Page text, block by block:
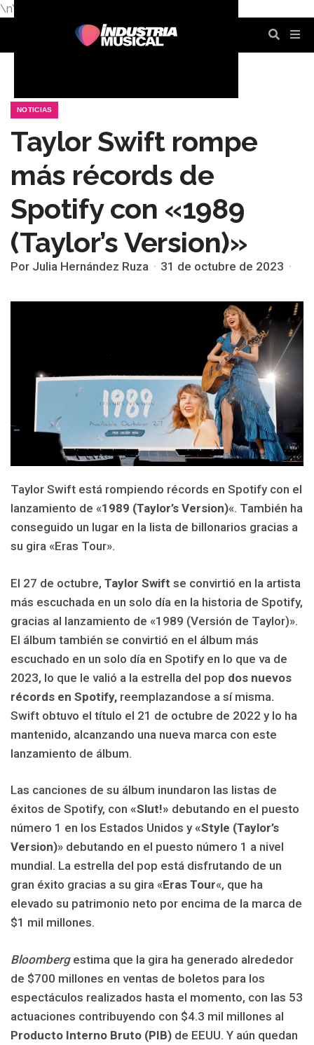
\n\n
NOTICIAS
Taylor Swift rompe
más récords de
Spotify con «1989
(Taylor’s Version)»
Por Julia Hernández Ruza 31 de octubre de 2023
Taylor Swift está rompiendo récords en Spotify con el
lanzamiento de «1989 (Taylor’s Version)«. También ha
conseguido un lugar en la lista de billonarios gracias a
su gira «Eras Tour».
El 27 de octubre, Taylor Swift se convirtió en la artista
más escuchada en un solo día en la historia de Spotify,
gracias al lanzamiento de «1989 (Versión de Taylor)».
El álbum también se convirtió en el álbum más
escuchado en un solo día en Spotify en lo que va de
2023, lo que le valió a la estrella del pop dos nuevos
récords en Spotify, reemplazandose a sí misma.
Swift obtuvo el título el 21 de octubre de 2022 y lo ha
mantenido, alcanzando una nueva marca con este
lanzamiento de álbum.
Las canciones de su álbum inundaron las listas de
éxitos de Spotify, con «Slut!» debutando en el puesto
número 1 en los Estados Unidos y«Style (Taylor’s
Version)» debutando en el puesto número 1 a nivel
mundial. La estrella del pop está disfrutando de un
gran éxito gracias a su gira «Eras Tour«, que ha
elevado su patrimonio neto por encima de la marca de
$1 mil millones.
Bloombergestima que la gira ha generado alrededor
de $700 millones en ventas de boletos para los
espectáculos realizados hasta el momento, con las 53
actuaciones contribuyendo con $4.3 mil millones al
Producto Interno Bruto (PIB) de EEUU. Y aún quedan